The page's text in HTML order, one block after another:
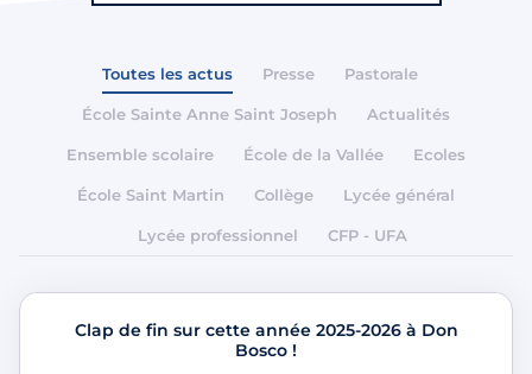
Toutes les actus Presse Pastorale
École Sainte Anne Saint Joseph Actualités
Ensemble scolaire École de la Vallée Ecoles
École Saint Martin Collège Lycée général
Lycée professionnel CFP - UFA
Clap de fin sur cette année 2025-2026 à Don
Bosco !